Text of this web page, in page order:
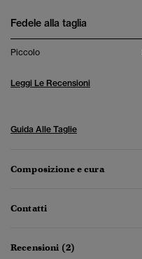
Fedele alla taglia
Piccolo
Leggi Le Recensioni
Guida Alle Taglie
Composizione e cura
Contatti
Recensioni (2)